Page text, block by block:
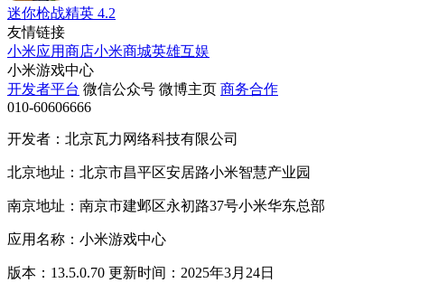
迷你枪战精英 4.2
友情链接
小米应用商店小米商城英雄互娱
小米游戏中心
开发者平台 微信公众号 微博主页 商务合作
010-60606666
开发者：北京瓦力网络科技有限公司
北京地址：北京市昌平区安居路小米智慧产业园
南京地址：南京市建邺区永初路37号小米华东总部
应用名称：小米游戏中心
版本：13.5.0.70 更新时间：2025年3月24日